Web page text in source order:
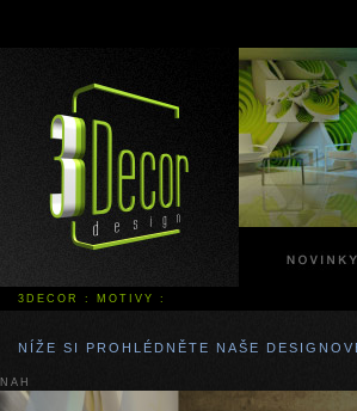
3DECOR : MOTIVY :
NÍŽE SI PROHLÉDNĚTE NAŠE
NAH